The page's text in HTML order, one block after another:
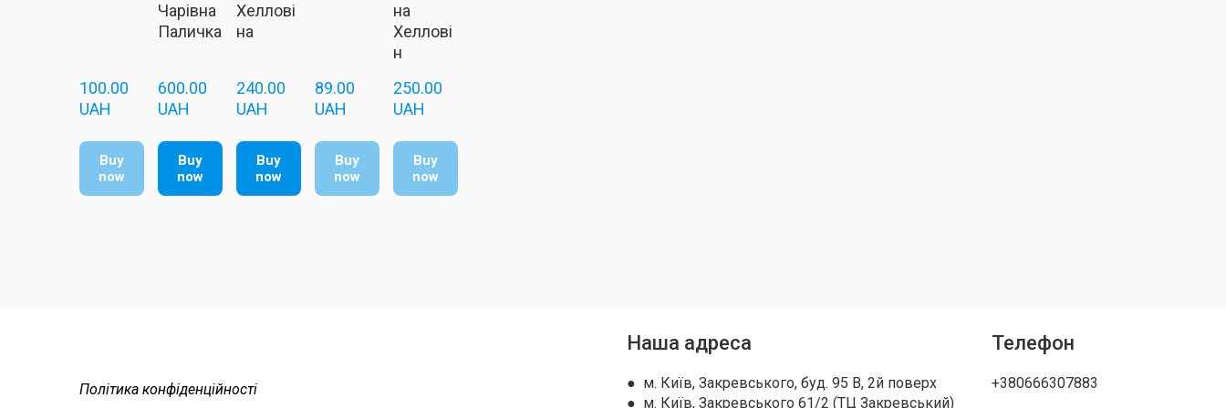
100.00
UAH
Buy
now
Чарівна
Паличка
600.00
UAH
Buy
now
Хеллові
на
240.00
UAH
Buy
now
89.00
UAH
Buy
now
на
Хеллові
н
250.00
UAH
Buy
now
Політика конфіденційності
Наша адреса
● м. Київ, Закревського, буд. 95 В, 2й поверх
● м. Київ, Закревського 61/2 (ТЦ Закревський)
Телефон
+380666307883